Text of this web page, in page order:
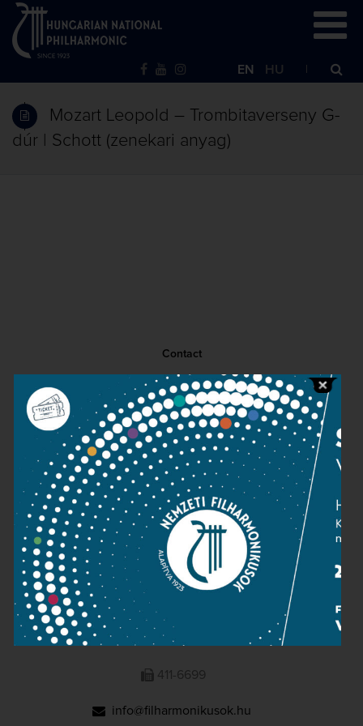
EN HU
Mozart Leopold – Trombitaverseny G-
dúr | Schott (zenekari anyag)
Contact
Public information
Press room
Terms and privacy
Imprint
NATIONAL PHILHARMONIC
1095 Budapest, Komor Marcell u. 1. (Müpa)
411-6600
411-6699
info@filharmonikusok.hu